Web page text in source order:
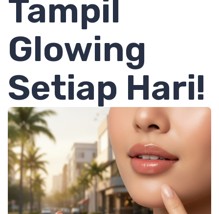
Tampil
Glowing
Setiap Hari!